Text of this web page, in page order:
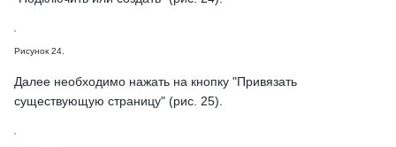
Рисунок 24.
Далее необходимо нажать на кнопку "Привязать
существующую страницу" (рис. 25).